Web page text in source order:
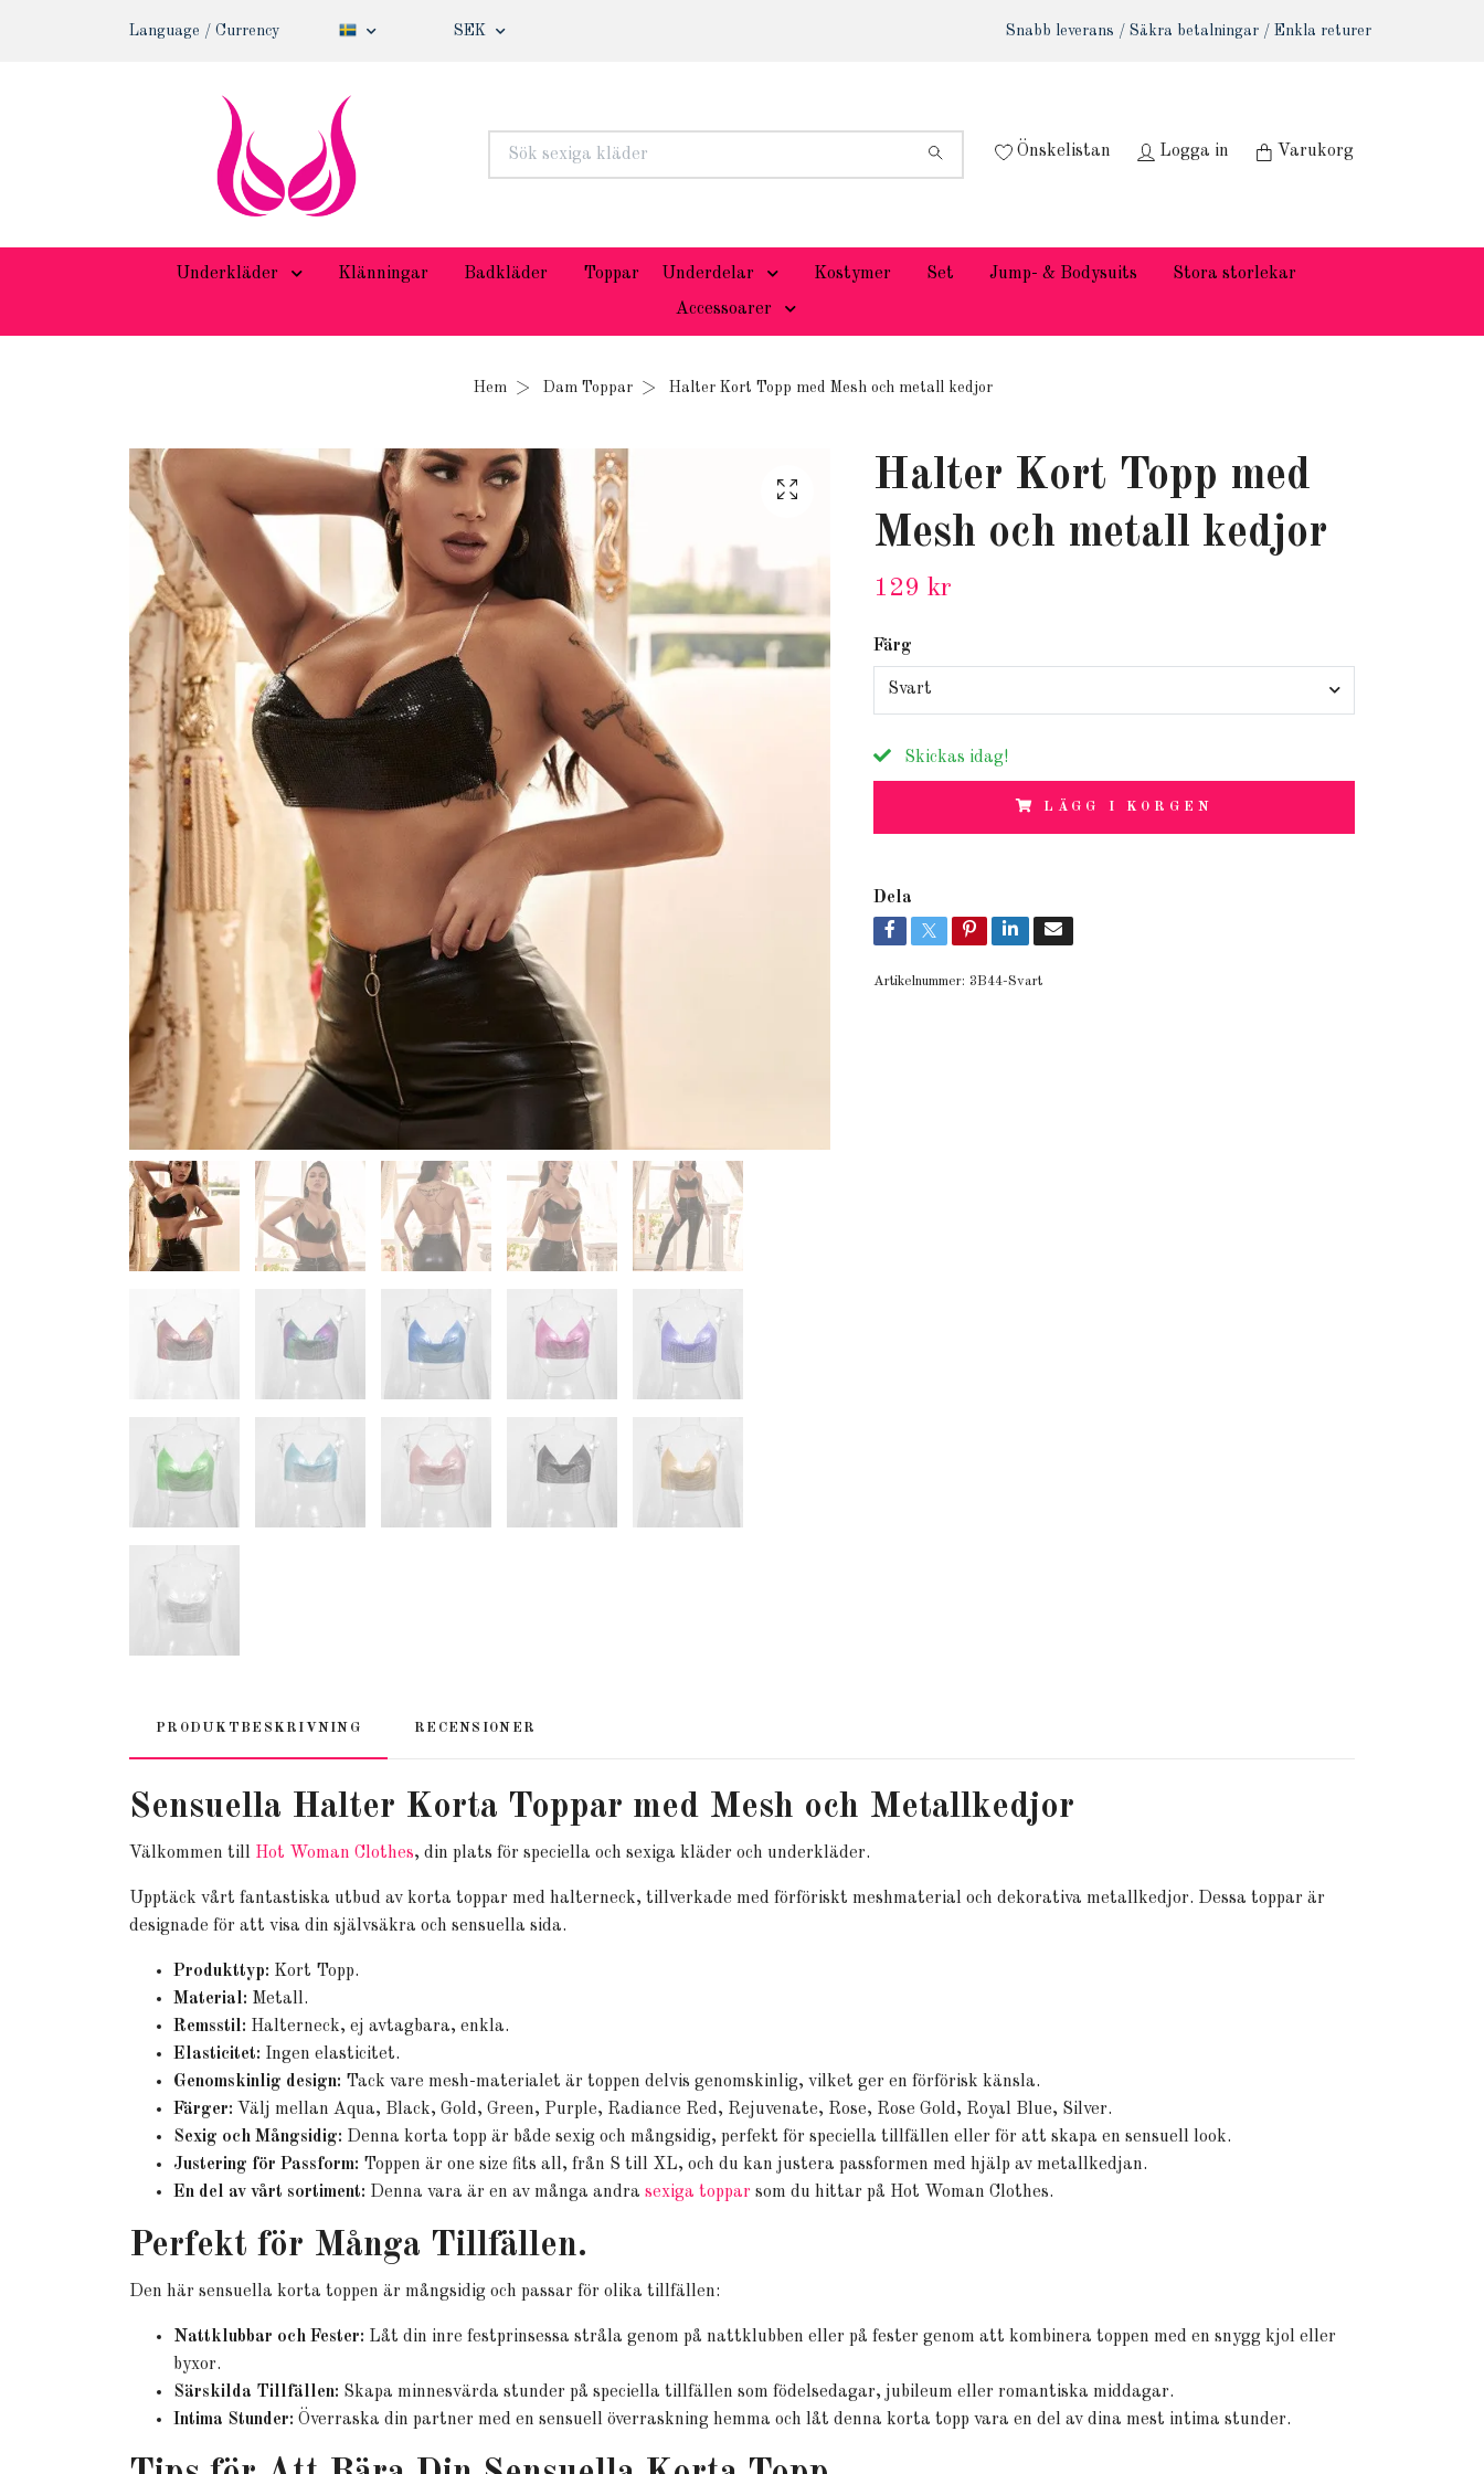
Language / Currency SEK Snabb leverans / Säkra betalningar / Enkla returer
Önskelistan Logga in Varukorg
Underkläder Klänningar Badkläder Toppar Underdelar Kostymer Set Jump- & Bodysuits
Stora storlekar
Accessoarer
Hem Dam Toppar Halter Kort Topp med Mesh och metall kedjor
Halter Kort Topp med
Mesh och metall kedjor
129 kr
Färg
Svart
Skickas idag!
LÄGG I KORGEN
Dela
Artikelnummer: 3B44-Svart
PRODUKTBESKRIVNING RECENSIONER
Sensuella Halter Korta Toppar med Mesh och Metallkedjor
Välkommen till Hot Woman Clothes, din plats för speciella och sexiga kläder och underkläder.
Upptäck vårt fantastiska utbud av korta toppar med halterneck, tillverkade med förföriskt meshmaterial och dekorativa metallkedjor. Dessa toppar är
designade för att visa din självsäkra och sensuella sida.
Produkttyp: Kort Topp.
Material: Metall.
Remsstil: Halterneck, ej avtagbara, enkla.
Elasticitet: Ingen elasticitet.
Genomskinlig design: Tack vare mesh-materialet är toppen delvis genomskinlig, vilket ger en förförisk känsla.
Färger: Välj mellan Aqua, Black, Gold, Green, Purple, Radiance Red, Rejuvenate, Rose, Rose Gold, Royal Blue, Silver.
Sexig och Mångsidig: Denna korta topp är både sexig och mångsidig, perfekt för speciella tillfällen eller för att skapa en sensuell look.
Justering för Passform: Toppen är one size fits all, från S till XL, och du kan justera passformen med hjälp av metallkedjan.
En del av vårt sortiment: Denna vara är en av många andra sexiga toppar som du hittar på Hot Woman Clothes.
Perfekt för Många Tillfällen.
Den här sensuella korta toppen är mångsidig och passar för olika tillfällen:
Nattklubbar och Fester: Låt din inre festprinsessa stråla genom på nattklubben eller på fester genom att kombinera toppen med en snygg kjol eller
byxor.
Särskilda Tillfällen: Skapa minnesvärda stunder på speciella tillfällen som födelsedagar, jubileum eller romantiska middagar.
Intima Stunder: Överraska din partner med en sensuell överraskning hemma och låt denna korta topp vara en del av dina mest intima stunder.